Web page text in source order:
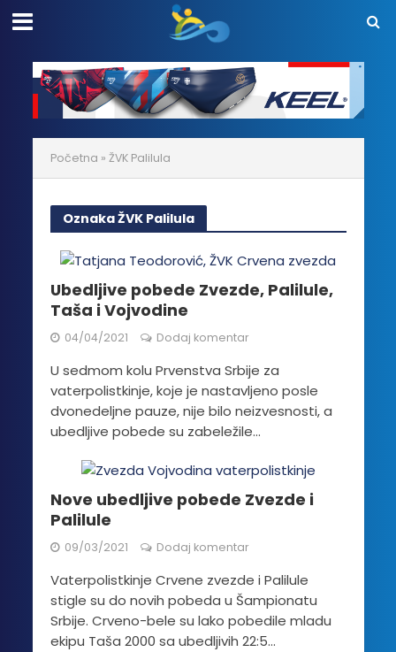
Početna » ŽVK Palilula
Oznaka ŽVK Palilula
Ubedljive pobede Zvezde, Palilule,
Taša i Vojvodine
04/04/2021 Dodaj komentar
U sedmom kolu Prvenstva Srbije za
vaterpolistkinje, koje je nastavljeno posle
dvonedeljne pauze, nije bilo neizvesnosti, a
ubedljive pobede su zabeležile...
Nove ubedljive pobede Zvezde i
Palilule
09/03/2021 Dodaj komentar
Vaterpolistkinje Crvene zvezde i Palilule
stigle su do novih pobeda u Šampionatu
Srbije. Crveno-bele su lako pobedile mladu
ekipu Taša 2000 sa ubedljivih 22:5...